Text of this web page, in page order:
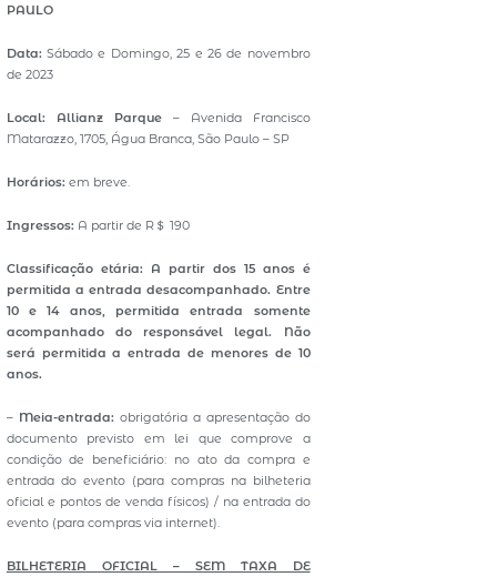
PAULO
Data: Sábado e Domingo, 25 e 26 de novembro
de 2023
Local: Allianz Parque – Avenida Francisco
Matarazzo, 1705, Água Branca, São Paulo – SP
Horários: em breve.
Ingressos: A partir de R＄ 190
Classificação etária:
A partir dos 15 anos é
permitida a entrada desacompanhado. Entre
10 e 14 anos, permitida entrada somente
acompanhado do responsável legal. Não
será permitida a entrada de menores de 10
anos.
– Meia-entrada: obrigatória a apresentação do
documento previsto em lei que comprove a
condição de beneficiário: no ato da compra e
entrada do evento (para compras na bilheteria
oficial e pontos de venda físicos) / na entrada do
evento (para compras via internet).
BILHETERIA OFICIAL – SEM TAXA DE